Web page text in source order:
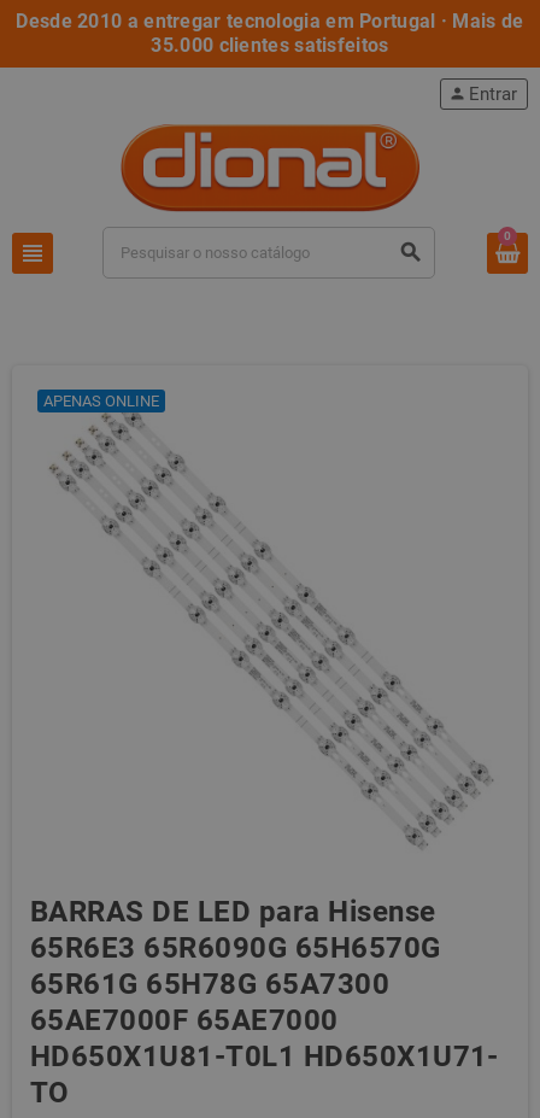
Desde 2010 a entregar tecnologia em Portugal · Mais de
35.000 clientes satisfeitos
view_headline search
person Entrar
0
APENAS ONLINE
BARRAS DE LED para Hisense
65R6E3 65R6090G 65H6570G
65R61G 65H78G 65A7300
65AE7000F 65AE7000
HD650X1U81-T0L1 HD650X1U71-
TO